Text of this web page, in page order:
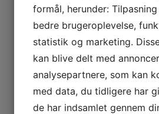
STED
Hallen
Nejrupvej 2, 7620 Lemvig
Lemvig, 7620 Danmark +
Telefon:
29638527
formål, herunder:
bedre brugeroplevelse,
statistik og marketing.
kan blive delt med
analysepartnere, som kan
med data, du tidligere har
de har indsamlet gennem